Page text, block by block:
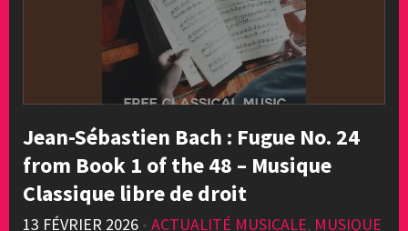
Jean-Sébastien Bach : Fugue No. 24
from Book 1 of the 48 – Musique
Classique libre de droit
13 FÉVRIER 2026 • ACTUALITÉ MUSICALE, MUSIQUE